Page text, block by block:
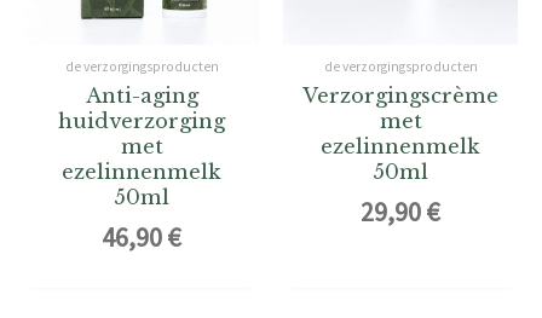
de verzorgingsproducten
Anti-aging
huidverzorging
met
ezelinnenmelk
50ml
46,90€
de verzorgingsproducten
Verzorgingscrème
met
ezelinnenmelk
50ml
29,90€